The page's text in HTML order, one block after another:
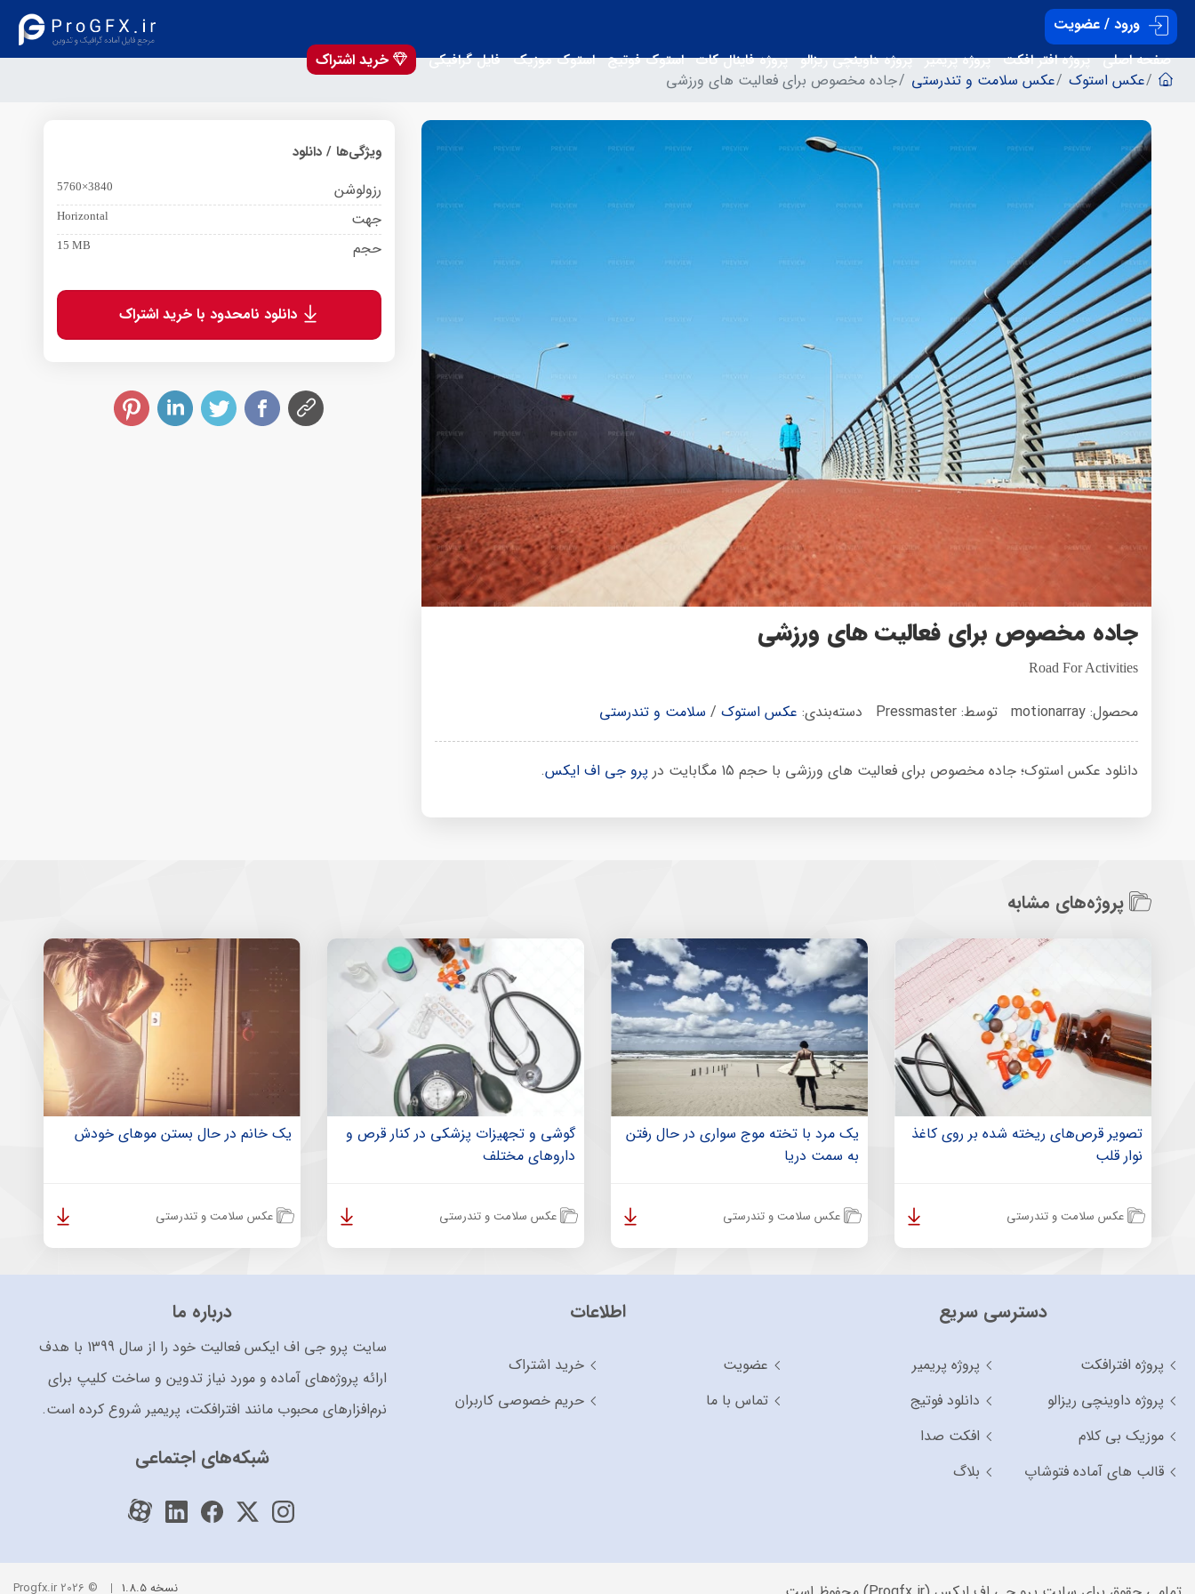
ورود / عضویت
صفحه اصلی پروژه افتر افکت پروژه پریمیر پروژه داوینچی ریزالو پروژه فاینال کات استوک فوتیج استوک موزیک فایل گرافیکی
خرید اشتراک
عکس استوک
عکس سلامت و تندرستی جاده مخصوص برای فعالیت های ورزشی
جاده مخصوص برای فعالیت های ورزشی
Road For Activities
محصول: motionarray توسط: Pressmaster دسته‌بندی: عکس استوک/ سلامت و تندرستی
دانلود عکس استوک؛ جاده مخصوص برای فعالیت های ورزشی با حجم 15 مگابایت در پرو جی اف ایکس.
ویژگی‌ها / دانلود
رزولوشن 5760×3840
جهت Horizontal
حجم 15 MB
دانلود نامحدود با خرید اشتراک
پروژه‌های مشابه
تصویر قرص‌های ریخته شده بر روی کاغذ
نوار قلب
عکس سلامت و تندرستی
یک مرد با تخته موج سواری در حال رفتن
به سمت دریا
عکس سلامت و تندرستی
گوشی و تجهیزات پزشکی در کنار قرص و
داروهای مختلف
عکس سلامت و تندرستی
یک خانم در حال بستن موهای خودش
عکس سلامت و تندرستی
دسترسی سریع
پروژه افترافکت
پروژه پریمیر
پروژه داوینچی ریزالو
دانلود فوتیج
موزیک بی کلام
افکت صدا
قالب های آماده فتوشاپ
بلاگ
اطلاعات
عضویت
خرید اشتراک
تماس با ما
حریم خصوصی کاربران
درباره ما
سایت پرو جی اف ایکس فعالیت خود را از سال 1399 با هدف
ارائه پروژه‌های آماده و مورد نیاز تدوین و ساخت کلیپ برای
نرم‌افزارهای محبوب مانند افترافکت، پریمیر شروع کرده است.
شبکه‌های اجتماعی
نسخه 1.8.5 © 2026 Progfx.ir